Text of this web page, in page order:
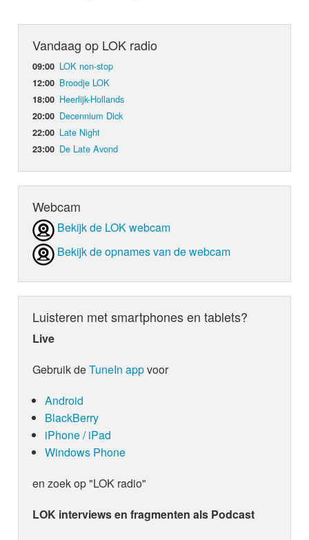
Vandaag op LOK radio
09:00 LOK non-stop
12:00 Broodje LOK
18:00 Heerlijk-Hollands
20:00 Decennium Dick
22:00 Late Night
23:00 De Late Avond
Webcam
Bekijk de LOK webcam
Bekijk de opnames van de webcam
Luisteren met smartphones en tablets?
Live
Gebruik deTuneIn appvoor
Android
BlackBerry
iPhone / iPad
Windows Phone
en zoek op "LOK radio"
LOK interviews en fragmenten als Podcast